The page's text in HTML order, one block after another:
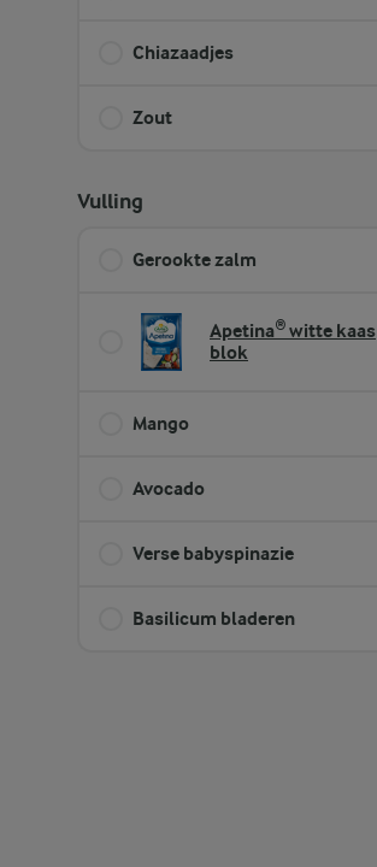
Chiazaadjes
Zout
Vulling
Gerookte zalm
Apetina® witte kaas
blok
Mango
Avocado
Verse babyspinazie
Basilicum bladeren